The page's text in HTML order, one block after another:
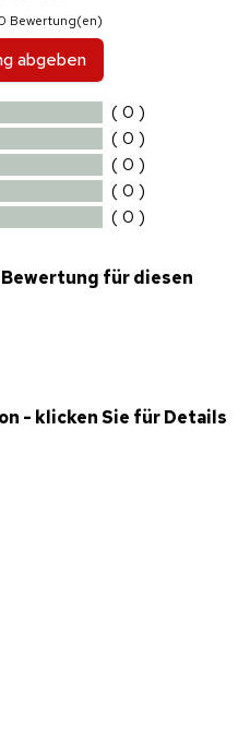
Bewertung(en)
abgeben
( 0 )
( 0 )
( 0 )
( 0 )
( 0 )
Bewertung für diesen
- klicken Sie für Details